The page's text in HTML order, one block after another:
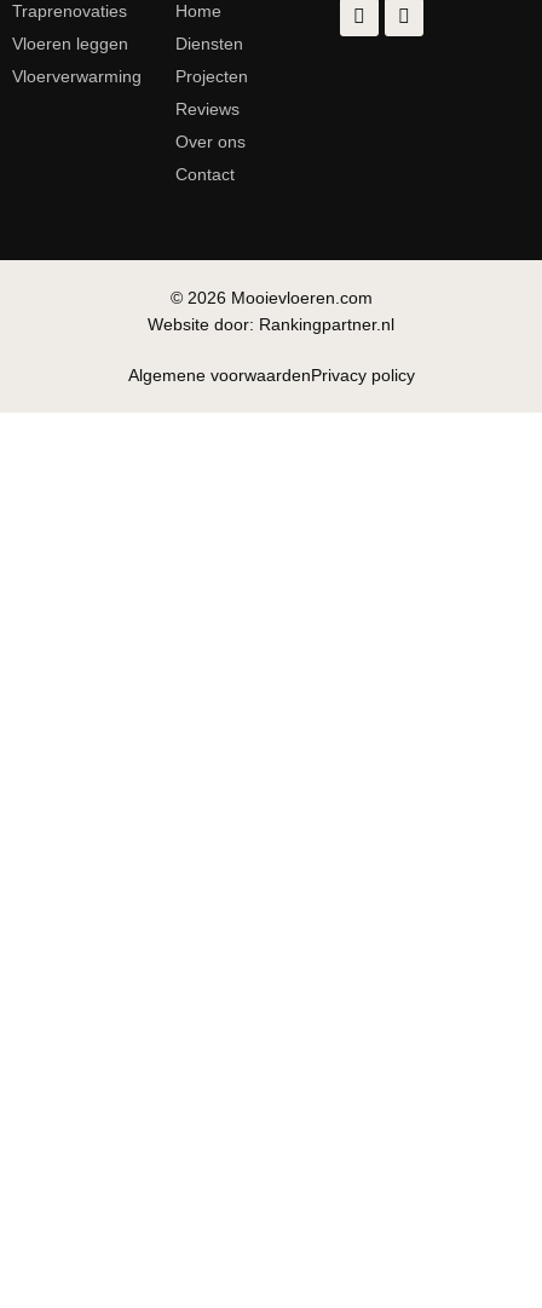
Traprenovaties
Vloeren leggen
Vloerverwarming
Home
Diensten
Projecten
Reviews
Over ons
Contact
© 2026 Mooievloeren.com
Website door: Rankingpartner.nl
Algemene voorwaardenPrivacy policy